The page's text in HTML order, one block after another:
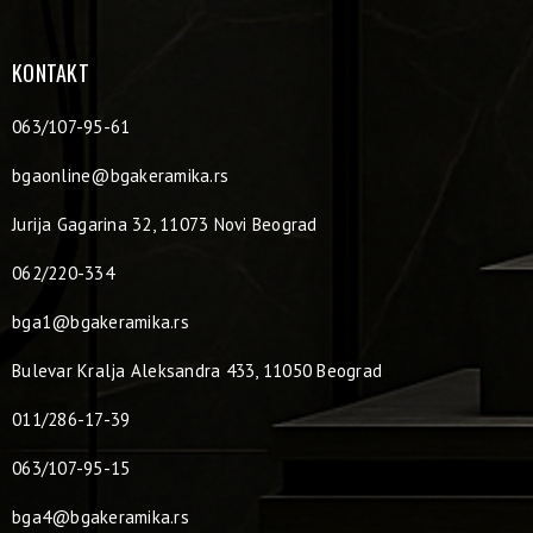
KONTAKT
063/107-95-61
bgaonline@bgakeramika.rs
Jurija Gagarina 32, 11073 Novi Beograd
062/220-334
bga1@bgakeramika.rs
Bulevar Kralja Aleksandra 433, 11050 Beograd
011/286-17-39
063/107-95-15
bga4@bgakeramika.rs